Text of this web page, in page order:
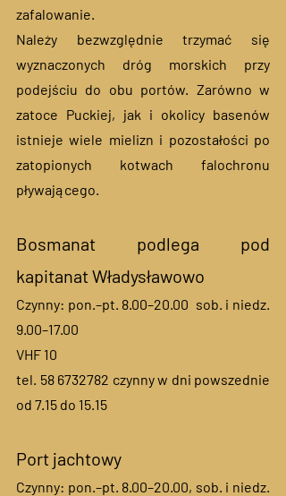
zafalowanie.
Należy bezwzględnie trzymać się
wyznaczonych dróg morskich przy
podejściu do obu portów. Zarówno w
zatoce Puckiej, jak i okolicy basenów
istnieje wiele mielizn i pozostałości po
zatopionych kotwach falochronu
pływającego.
Bosmanat podlega pod
kapitanat Władysławowo
Czynny: pon.–pt. 8.00–20.00  sob. i niedz.
9.00–17.00
VHF 10
tel. 58 6732782 czynny w dni powszednie
od 7.15 do 15.15
Port jachtowy
Czynny: pon.–pt. 8.00–20.00, sob. i niedz.